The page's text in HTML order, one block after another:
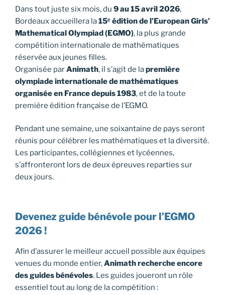
Dans tout juste six mois, du 9 au 15 avril 2026,
Bordeaux accueillera la15ᵉ édition de l’European Girls’
Mathematical Olympiad (EGMO), la plus grande
compétition internationale de mathématiques
réservée aux jeunes filles.
Organisée parAnimath, il s’agit de lapremière
olympiade internationale de mathématiques
organisée en France depuis 1983, et de la toute
première édition française de l’EGMO.
Pendant une semaine, une soixantaine de pays seront
réunis pour célébrer les mathématiques et la diversité.
Les participantes, collégiennes et lycéennes,
s’affronteront lors de deux épreuves reparties sur
deux jours.
Devenez guide bénévole pour l’EGMO
2026 !
Afin d’assurer le meilleur accueil possible aux équipes
venues du monde entier,Animath recherche encore
des guides bénévoles. Les guides joueront un rôle
essentiel tout au long de la compétition :